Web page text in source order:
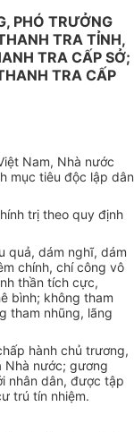
PHÓ TRƯỞNG
TRA TỈNH,
TRA CẤP SỞ;
TRA CẤP
Nam, Nhà nước
mục tiêu độc lập dân
trị theo quy định
quả, dám nghĩ, dám
chính, chí công vô
thần tích cực,
bình; không tham
tham nhũng, lãng
hành chủ trương,
Nhà nước; gương
nhân dân, được tập
trú tín nhiệm.